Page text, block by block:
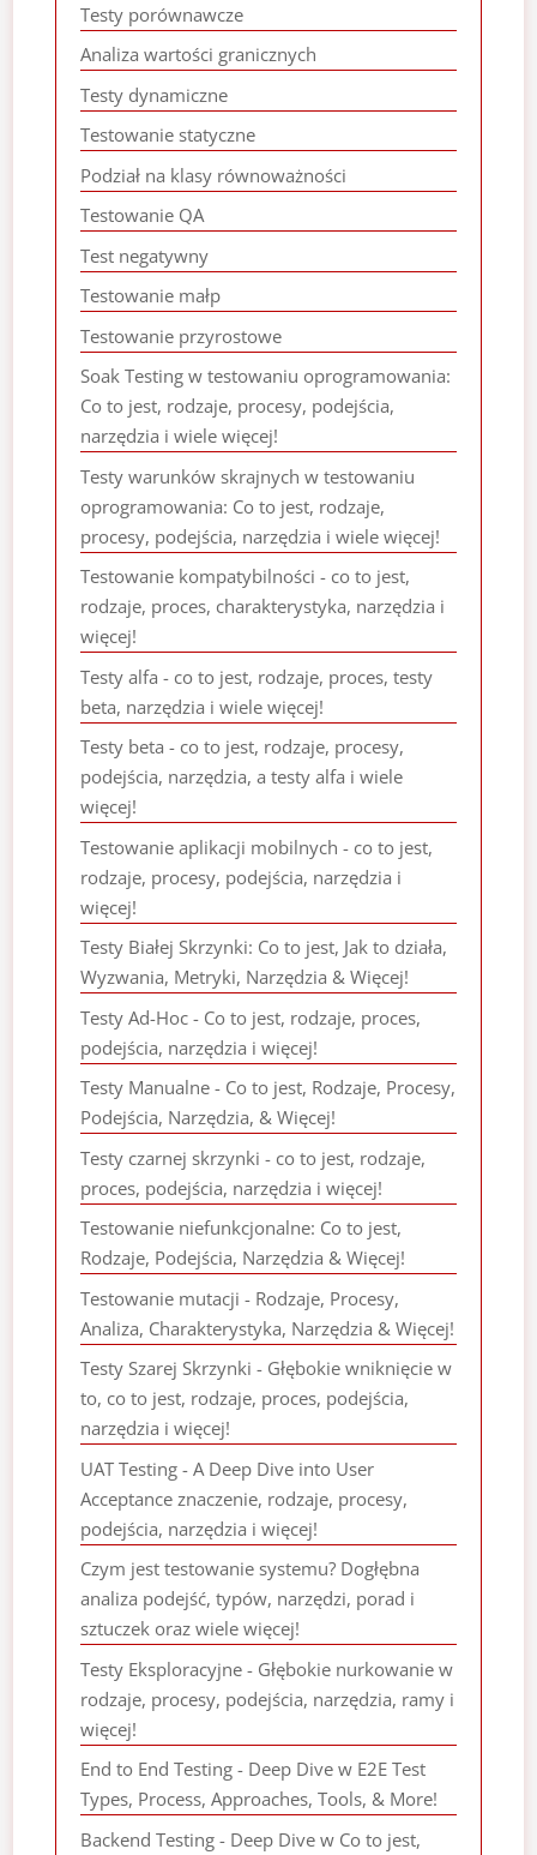
Testy porównawcze
Analiza wartości granicznych
Testy dynamiczne
Testowanie statyczne
Podział na klasy równoważności
Testowanie QA
Test negatywny
Testowanie małp
Testowanie przyrostowe
Soak Testing w testowaniu oprogramowania:
Co to jest, rodzaje, procesy, podejścia,
narzędzia i wiele więcej!
Testy warunków skrajnych w testowaniu
oprogramowania: Co to jest, rodzaje,
procesy, podejścia, narzędzia i wiele więcej!
Testowanie kompatybilności - co to jest,
rodzaje, proces, charakterystyka, narzędzia i
więcej!
Testy alfa - co to jest, rodzaje, proces, testy
beta, narzędzia i wiele więcej!
Testy beta - co to jest, rodzaje, procesy,
podejścia, narzędzia, a testy alfa i wiele
więcej!
Testowanie aplikacji mobilnych - co to jest,
rodzaje, procesy, podejścia, narzędzia i
więcej!
Testy Białej Skrzynki: Co to jest, Jak to działa,
Wyzwania, Metryki, Narzędzia & Więcej!
Testy Ad-Hoc - Co to jest, rodzaje, proces,
podejścia, narzędzia i więcej!
Testy Manualne - Co to jest, Rodzaje, Procesy,
Podejścia, Narzędzia, & Więcej!
Testy czarnej skrzynki - co to jest, rodzaje,
proces, podejścia, narzędzia i więcej!
Testowanie niefunkcjonalne: Co to jest,
Rodzaje, Podejścia, Narzędzia & Więcej!
Testowanie mutacji - Rodzaje, Procesy,
Analiza, Charakterystyka, Narzędzia & Więcej!
Testy Szarej Skrzynki - Głębokie wniknięcie w
to, co to jest, rodzaje, proces, podejścia,
narzędzia i więcej!
UAT Testing - A Deep Dive into User
Acceptance znaczenie, rodzaje, procesy,
podejścia, narzędzia i więcej!
Czym jest testowanie systemu? Dogłębna
analiza podejść, typów, narzędzi, porad i
sztuczek oraz wiele więcej!
Testy Eksploracyjne - Głębokie nurkowanie w
rodzaje, procesy, podejścia, narzędzia, ramy i
więcej!
End to End Testing - Deep Dive w E2E Test
Types, Process, Approaches, Tools, & More!
Backend Testing - Deep Dive w Co to jest,